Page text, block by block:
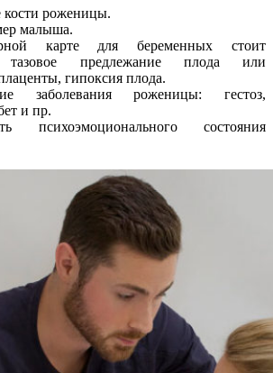
кости роженицы.
малыша.
карте для беременных стоит
тазовое предлежание плода или
гипоксия плода.
заболевания роженицы: гестоз,
и пр.
психоэмоционального состояния